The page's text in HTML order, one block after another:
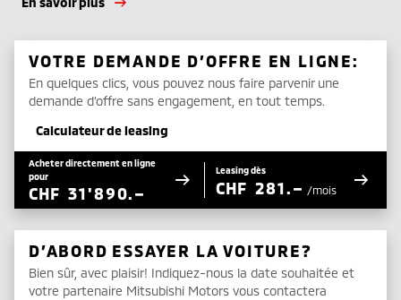
VOTRE DEMANDE D’OFFRE EN LIGNE:
En quelques clics, vous pouvez nous faire parvenir une
demande d’offre sans engagement, en tout temps.
Calculateur de leasing
Acheter directement en ligne
pour
CHF 31'890.–
Leasing dès
CHF 281.– /mois
D’ABORD ESSAYER LA VOITURE?
Bien sûr, avec plaisir! Indiquez-nous la date souhaitée et
votre partenaire Mitsubishi Motors vous contactera